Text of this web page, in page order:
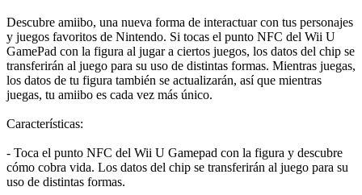
Descubre amiibo, una nueva forma de interactuar con tus personajes
y juegos favoritos de Nintendo. Si tocas el punto NFC del Wii U
GamePad con la figura al jugar a ciertos juegos, los datos del chip se
transferirán al juego para su uso de distintas formas. Mientras juegas,
los datos de tu figura también se actualizarán, así que mientras
juegas, tu amiibo es cada vez más único.
Características:
- Toca el punto NFC del Wii U Gamepad con la figura y descubre
cómo cobra vida. Los datos del chip se transferirán al juego para su
uso de distintas formas.